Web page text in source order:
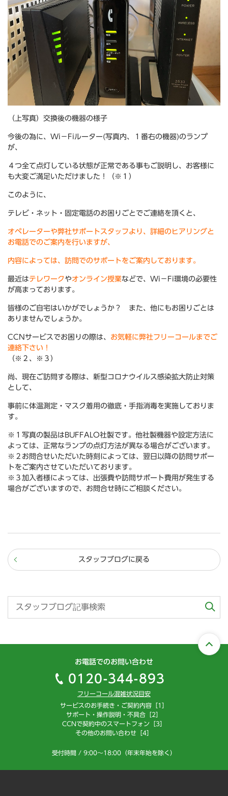
（上写真）交換後の機器の様子
今後の為に、Wi－Fiルーター(写真内、１番右の機器)のランプ
が、
４つ全て点灯している状態が正常である事もご説明し、お客様に
も大変ご満足いただけました！（※１）
このように、
テレビ・ネット・固定電話のお困りごとでご連絡を頂くと、
オペレーターや弊社サポートスタッフより、詳細のヒアリングと
お電話でのご案内を行いますが、
内容によっては、訪問でのサポートをご案内しております。
最近はテレワーク やオンライン授業などで、Wi－Fi環境の必要性
が高まっております。
皆様のご自宅はいかがでしょうか？ また、他にもお困りごとは
ありませんでしょうか。
CCNサービスでお困りの際は、 お気軽に弊社フリーコールまでご
連絡下さい！
（※２、※３）
尚、現在ご訪問する際は、新型コロナウイルス感染拡大防止対策
として、
事前に体温測定・マスク着用の徹底・手指消毒を実施しておりま
す。
※１写真の製品はBUFFALO社製です。他社製機器や設定方法に
よっては、正常なランプの点灯方法が異なる場合がございます。
※２お問合せいただいた時刻によっては、翌日以降の訪問サポー
トをご案内させていただいております。
※３加入者様によっては、出張費や訪問サポート費用が発生する
場合がございますので、お問合せ時にご相談ください。
スタッフブログに戻る
お電話でのお問い合わせ
0120-344-893
フリーコール混雑状況目安
サービスのお手続き・ご契約内容［1］
サポート・操作説明・不具合［2］
CCNで契約中のスマートフォン［3］
その他のお問い合わせ［4］
受付時間 / 9:00～18:00（年末年始を除く）